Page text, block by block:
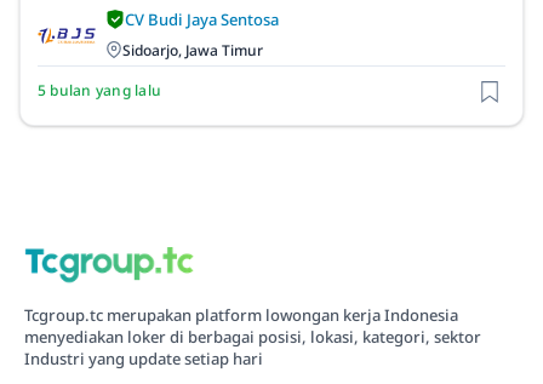
CV Budi Jaya Sentosa
Sidoarjo, Jawa Timur
5 bulan yang lalu
Tcgroup.tc merupakan platform lowongan kerja Indonesia
menyediakan loker di berbagai posisi, lokasi, kategori, sektor
Industri yang update setiap hari